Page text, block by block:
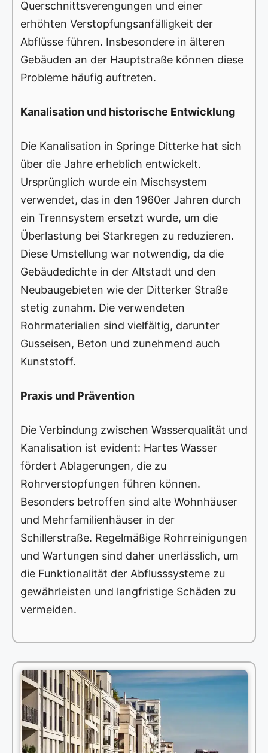
Querschnittsverengungen und einer
erhöhten Verstopfungsanfälligkeit der
Abflüsse führen. Insbesondere in älteren
Gebäuden an der Hauptstraße können diese
Probleme häufig auftreten.
Kanalisation und historische Entwicklung
Die Kanalisation in Springe Ditterke hat sich
über die Jahre erheblich entwickelt.
Ursprünglich wurde ein Mischsystem
verwendet, das in den 1960er Jahren durch
ein Trennsystem ersetzt wurde, um die
Überlastung bei Starkregen zu reduzieren.
Diese Umstellung war notwendig, da die
Gebäudedichte in der Altstadt und den
Neubaugebieten wie der Ditterker Straße
stetig zunahm. Die verwendeten
Rohrmaterialien sind vielfältig, darunter
Gusseisen, Beton und zunehmend auch
Kunststoff.
Praxis und Prävention
Die Verbindung zwischen Wasserqualität und
Kanalisation ist evident: Hartes Wasser
fördert Ablagerungen, die zu
Rohrverstopfungen führen können.
Besonders betroffen sind alte Wohnhäuser
und Mehrfamilienhäuser in der
Schillerstraße. Regelmäßige Rohrreinigungen
und Wartungen sind daher unerlässlich, um
die Funktionalität der Abflusssysteme zu
gewährleisten und langfristige Schäden zu
vermeiden.